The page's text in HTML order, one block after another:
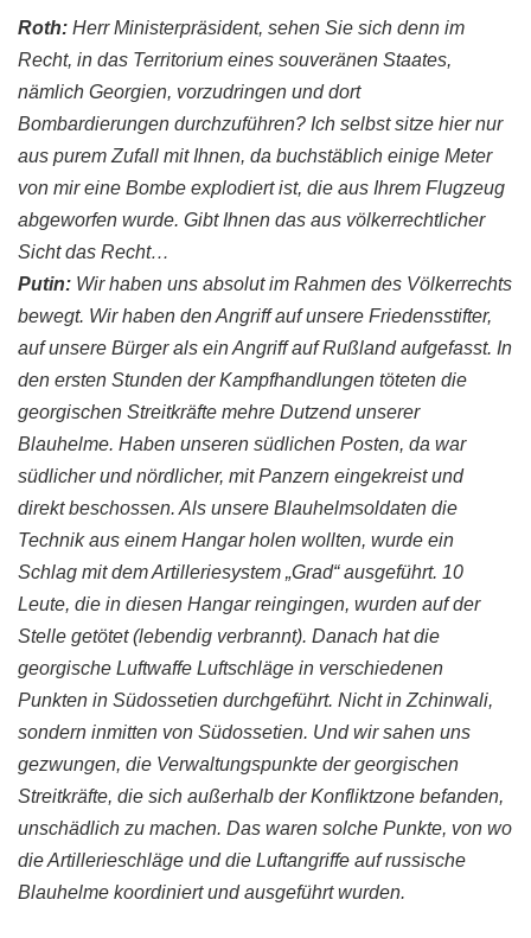
Roth: HerrMinisterpräsident, sehen Sie sich denn im
Recht, in das Territorium eines souveränen Staates,
nämlich Georgien, vorzudringen und dort
Bombardierungen durchzuführen? Ich selbst sitze hier nur
aus purem Zufall mit Ihnen, da buchstäblich einige Meter
von mir eine Bombe explodiert ist, die aus Ihrem Flugzeug
abgeworfen wurde. Gibt Ihnen das aus völkerrechtlicher
Sicht das Recht…
Putin: Wir haben uns absolut im Rahmen des Völkerrechts
bewegt. Wir haben den Angriff auf unsere Friedensstifter,
auf unsere Bürger als ein Angriff auf Rußland aufgefasst. In
den ersten Stunden der Kampfhandlungen töteten die
georgischen Streitkräfte mehre Dutzend unserer
Blauhelme. Haben unseren südlichen Posten, da war
südlicher und nördlicher, mit Panzern eingekreist und
direkt beschossen. Als unsere Blauhelmsoldaten die
Technik aus einem Hangar holen wollten, wurde ein
Schlag mit demArtilleriesystem „Grad“ ausgeführt. 10
Leute, die in diesen Hangar reingingen, wurden auf der
Stelle getötet (lebendig verbrannt). Danach hat die
georgische Luftwaffe Luftschläge in verschiedenen
Punkten in Südossetien durchgeführt. Nicht in Zchinwali,
sondern inmitten von Südossetien. Und wir sahen uns
gezwungen, die Verwaltungspunkte dergeorgischen
Streitkräfte, die sich außerhalb der Konfliktzone befanden,
unschädlich zu machen. Das waren solche Punkte, von wo
dieArtillerieschläge und die Luftangriffe aufrussische
Blauhelme koordiniert und ausgeführt wurden.